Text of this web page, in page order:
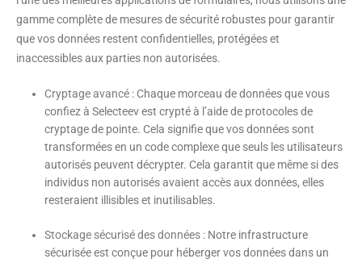
gamme complète de mesures de sécurité robustes pour garantir
que vos données restent confidentielles, protégées et
inaccessibles aux parties non autorisées.
Cryptage avancé : Chaque morceau de données que vous
confiez à Selecteev est crypté à l’aide de protocoles de
cryptage de pointe. Cela signifie que vos données sont
transformées en un code complexe que seuls les utilisateurs
autorisés peuvent décrypter. Cela garantit que même si des
individus non autorisés avaient accès aux données, elles
resteraient illisibles et inutilisables.
Stockage sécurisé des données : Notre infrastructure
sécurisée est conçue pour héberger vos données dans un